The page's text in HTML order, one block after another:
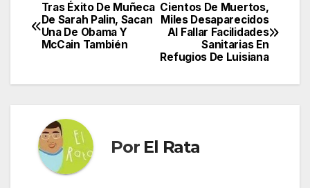
Navegación
de
Cientos De Muertos,
Miles Desaparecidos
Al Fallar Facilidades
Sanitarias En
Refugios De Luisiana
Tras Éxito De Muñeca
De Sarah Palin, Sacan
Una De Obama Y
McCain También
Por El Rata